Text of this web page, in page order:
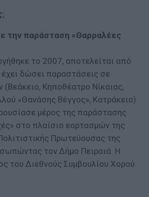
την παράσταση «Θαρραλέες
το 2007, αποτελείται από
δώσει παραστάσεις σε
Κηποθέατρο Νίκαιας,
«Θανάσης Βέγγος», Κατράκειο)
μέρος της παράστασης
στο πλαίσιο εορτασμών της
Πρωτεύουσας της
τον Δήμο Πειραιά. Η
του Διεθνούς Συμβουλίου Χορού